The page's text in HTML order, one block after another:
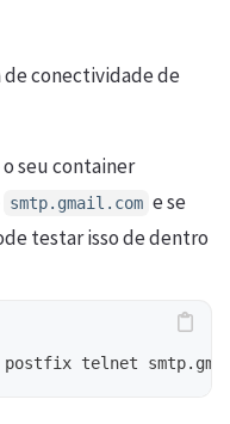
conectividade de
seu container
smtp.gmail.com e se
testar isso de dentro